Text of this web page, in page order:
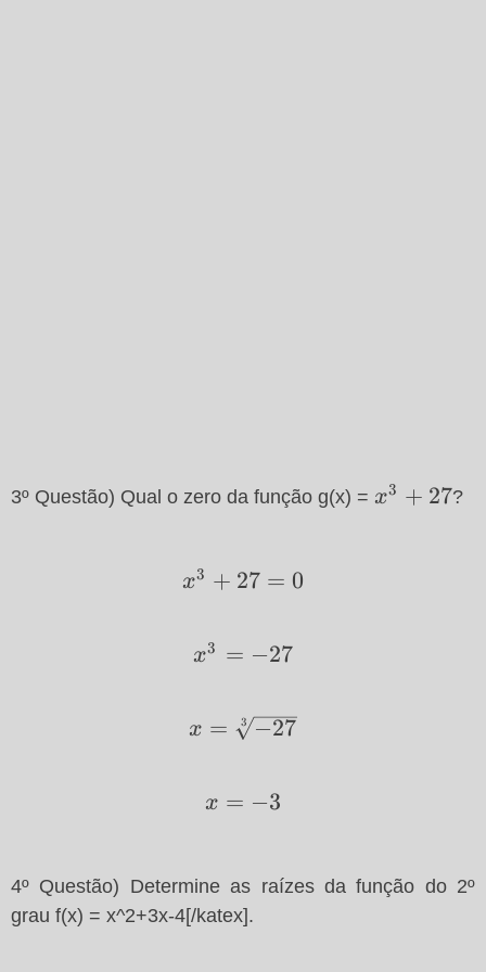
3º Questão) Qual o zero da função g(x) = x^3+27
x3 + 27?
x^3+27=0
x3 + 27 = 0
x^3=-27
x3 = −27
x=\sqrt[3]
x = 3 −27
x=-3
x = −3
4º Questão) Determine as raízes da função do 2º
grau f(x) = x^2+3x-4[/katex].